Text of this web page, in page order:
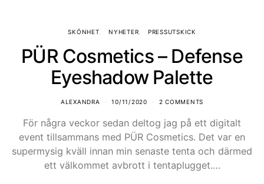
SKÖNHET NYHETER PRESSUTSKICK
PÜR Cosmetics – Defense
Eyeshadow Palette
ALEXANDRA 10/11/2020 2 COMMENTS
För några veckor sedan deltog jag på ett digitalt
event tillsammans med PÜR Cosmetics. Det var en
supermysig kväll innan min senaste tenta och därmed
ett välkommet avbrott i tentaplugget.…